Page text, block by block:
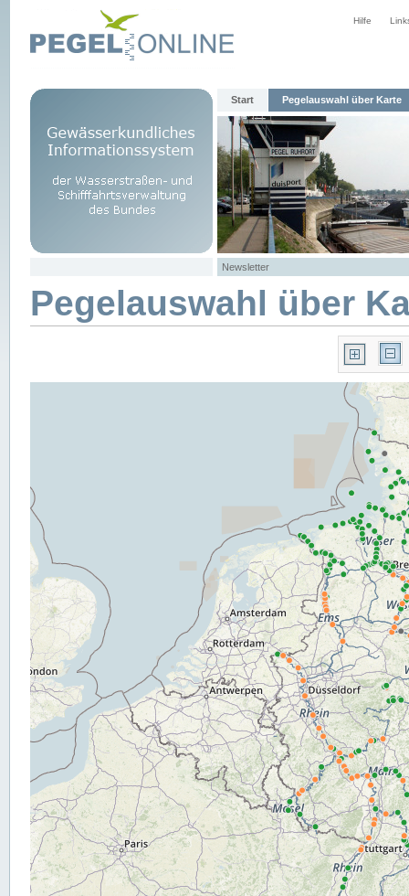
Hilfe
Start Pegelauswahl über Karte
Newsletter
Pegelauswahl über